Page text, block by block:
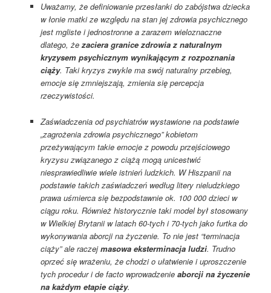
Uważamy, że definiowanie przesłanki do zabójstwa dziecka
w łonie matki ze względu na stan jej zdrowia psychicznego
jest mgliste i jednostronne a zarazem wieloznaczne
dlatego, żezaciera granice zdrowia z naturalnym
kryzysem psychicznym wynikającym z rozpoznania
ciąży. Taki kryzys zwykle ma swój naturalny przebieg,
emocje się zmniejszają, zmienia się percepcja
rzeczywistości.
Zaświadczenia od psychiatrów wystawione na podstawie
„zagrożenia zdrowia psychicznego” kobietom
przeżywającym takie emocje z powodu przejściowego
kryzysu związanego z ciążą mogą unicestwić
niesprawiedliwie wiele istnień ludzkich. W Hiszpanii na
podstawie takich zaświadczeń według litery nieludzkiego
prawa uśmierca się bezpodstawnie ok. 100 000 dzieci w
ciągu roku. Również historycznie taki model był stosowany
w Wielkiej Brytanii w latach 60-tych i 70-tych jako furtka do
wykonywania aborcji na życzenie. To nie jest “terminacja
ciąży” ale raczejmasowa eksterminacja ludzi. Trudno
oprzeć się wrażeniu, że chodzi o ułatwienie i uproszczenie
tych procedur i de facto wprowadzenie aborcji na życzenie
na każdym etapie ciąży.